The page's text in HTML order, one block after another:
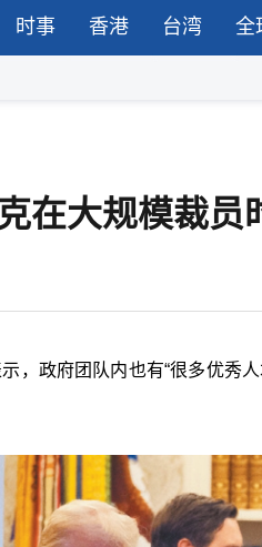
时事 香港 台湾 全
在大规模裁员
，政府团队内也有“很多优秀